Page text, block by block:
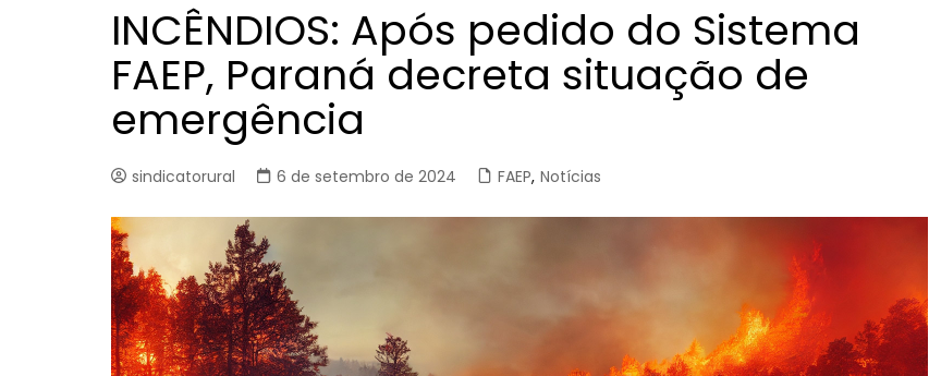
INCÊNDIOS: Após pedido do Sistema
FAEP, Paraná decreta situação de
emergência
sindicatorural 6 de setembro de 2024 FAEP, Notícias